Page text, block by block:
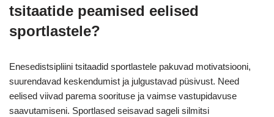
tsitaatide peamised eelised
sportlastele?
Enesedistsipliini tsitaadid sportlastele pakuvad motivatsiooni,
suurendavad keskendumist ja julgustavad püsivust. Need
eelised viivad parema soorituse ja vaimse vastupidavuse
saavutamiseni. Sportlased seisavad sageli silmitsi